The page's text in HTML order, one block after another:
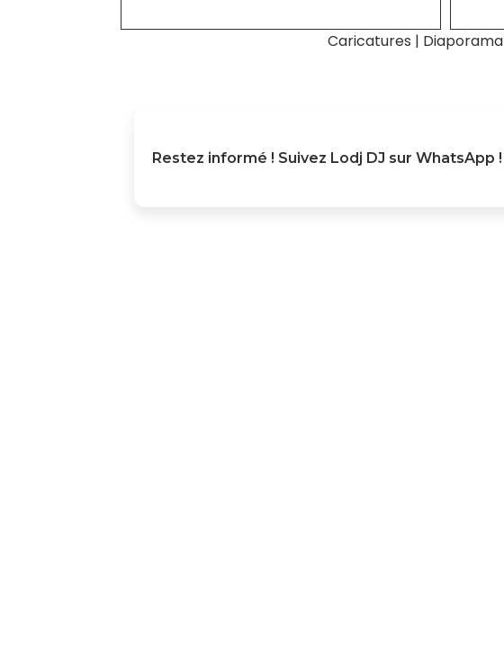
Caricatures | Diaporama
Restez informé ! Suivez Lodj DJ sur WhatsApp !